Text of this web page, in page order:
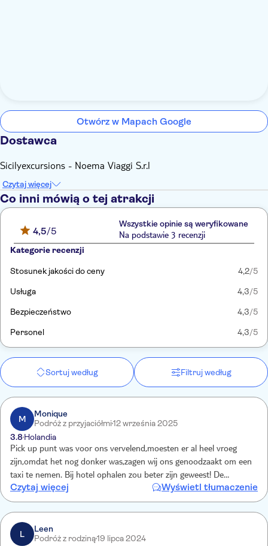
Otwórz w Mapach Google
Dostawca
Sicilyexcursions - Noema Viaggi S.r.l
Czytaj więcej
Co inni mówią o tej atrakcji
4,5/5
Wszystkie opinie są weryfikowane
Na podstawie 3 recenzji
Kategorie recenzji
Stosunek jakości do ceny 4,2/5
Usługa 4,3/5
Bezpieczeństwo 4,3/5
Personel 4,3/5
Sortuj według Filtruj według
M
Monique
Podróż z przyjaciółmi12 września 2025
3.8 Holandia
Pick up punt was voor ons vervelend,moesten er al heel vroeg
zijn,omdat het nog donker was,zagen wij ons genoodzaakt om een
taxi te nemen. Bij hotel ophalen zou beter zijn geweest! De
mogelijkheid om met een gids ,na de 4x4 tocht ,langs de krater te
gaan,vereist toch wel dat je goed ter been moet zijn,en ons werd
verteld,dat het goed te doen was..Echter toen we daar waren,was
het voor ons een no go!
Czytaj więcej Wyświetl tłumaczenie
L
Leen
Podróż z rodziną19 lipca 2024